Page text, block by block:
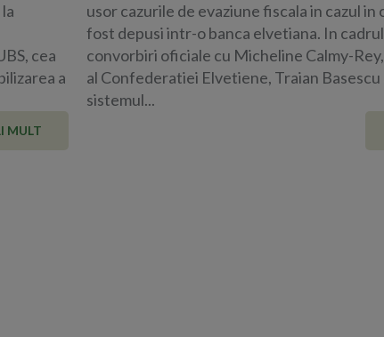
cea
a
MULT
usor cazurile de evaziune fiscala in cazul in
fost depusi intr-o banca elvetiana. In
convorbiri oficiale cu Micheline Calmy-
al Confederatiei Elvetiene, Traian Basescu
sistemul...